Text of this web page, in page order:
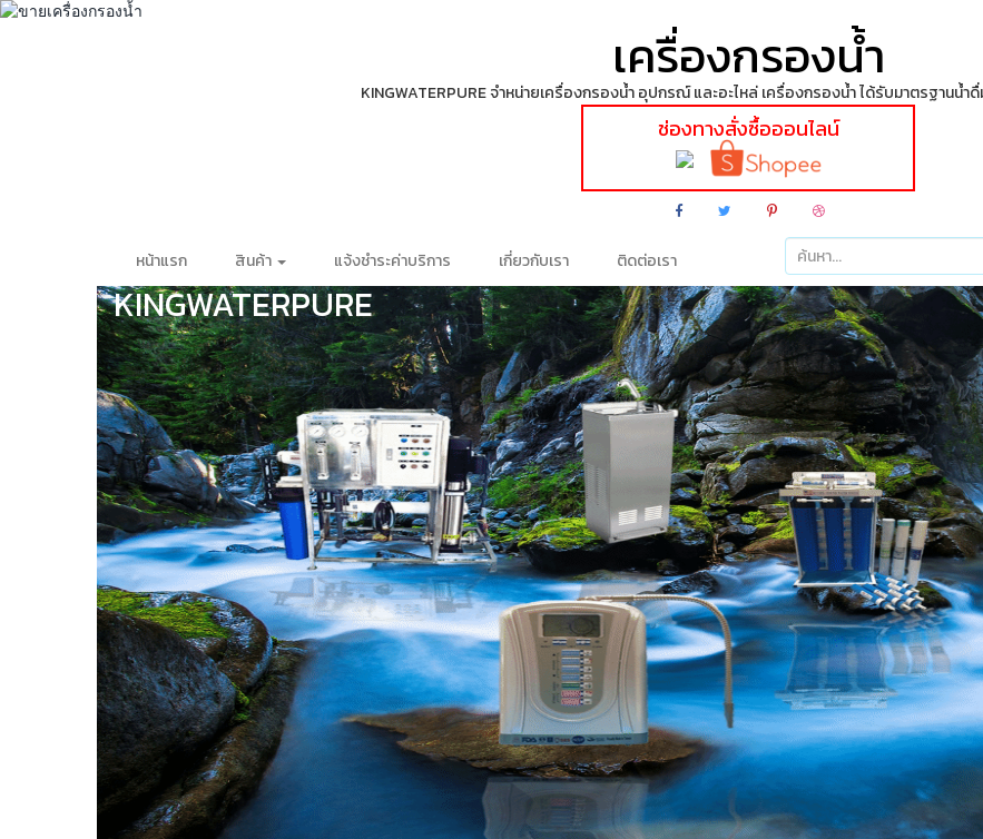
เครื่องกรองน้ำ
KINGWATERPURE จำหน่ายเครื่องกรองน้ำ อุปกรณ์ และอะไหล่ เครื่องกรองน้ำ ได้รับมาตรฐานน้ำ
ช่องทางสั่งซื้อออนไลน์
หน้าแรก สินค้า แจ้งชำระค่าบริการ เกี่ยวกับเรา ติดต่อเรา
KINGWATERPURE